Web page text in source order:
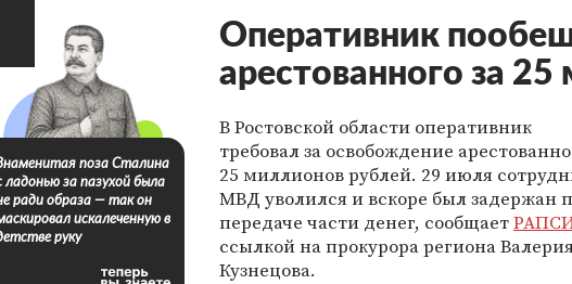
Оперативник
арестованного за
В Ростовской области оперативник
требовал за освобождение
25 миллионов рублей. 29 июля
МВД уволился и вскоре был задержан
передаче части денег, сообщает
ссылкой на прокурора региона
Кузнецова.
поза Сталина
ладонью за пазухой была
ради образа — так он
искалеченную в
руку